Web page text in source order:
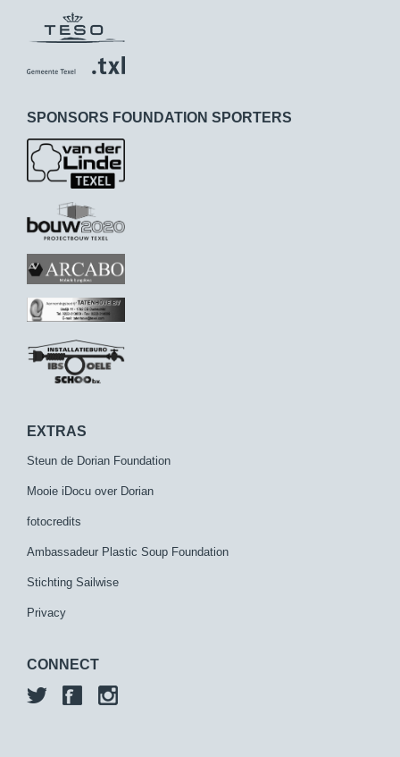
SPONSORS FOUNDATION SPORTERS
EXTRAS
Steun de Dorian Foundation
Mooie iDocu over Dorian
fotocredits
Ambassadeur Plastic Soup Foundation
Stichting Sailwise
Privacy
CONNECT